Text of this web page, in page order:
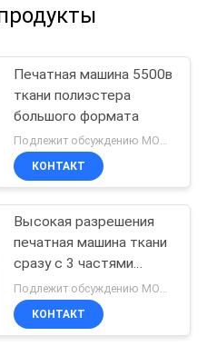
Печатная машина 5500в
ткани полиэстера
большого формата
Подлежит обсуждению MOQ:1 комплект
КОНТАКТ
Высокая разрешения
печатная машина ткани
сразу с 3 частями
Epson 4720
Подлежит обсуждению MOQ:1 комплект
КОНТАКТ